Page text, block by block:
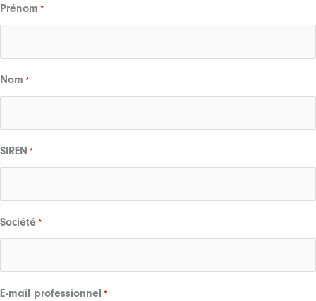
Prénom *
Nom *
SIREN *
Société *
E-mail professionnel *